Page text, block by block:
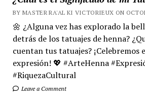
BY MASTER RA'AL KI VICTORIEUX ON
🌼 ¿Alguna vez has explorado la
detrás de los tatuajes de henna?
cuentan tus tatuajes? ¡Celebremos
expresión! 💖 #ArteHenna
#RiquezaCultural
Leave a Comment